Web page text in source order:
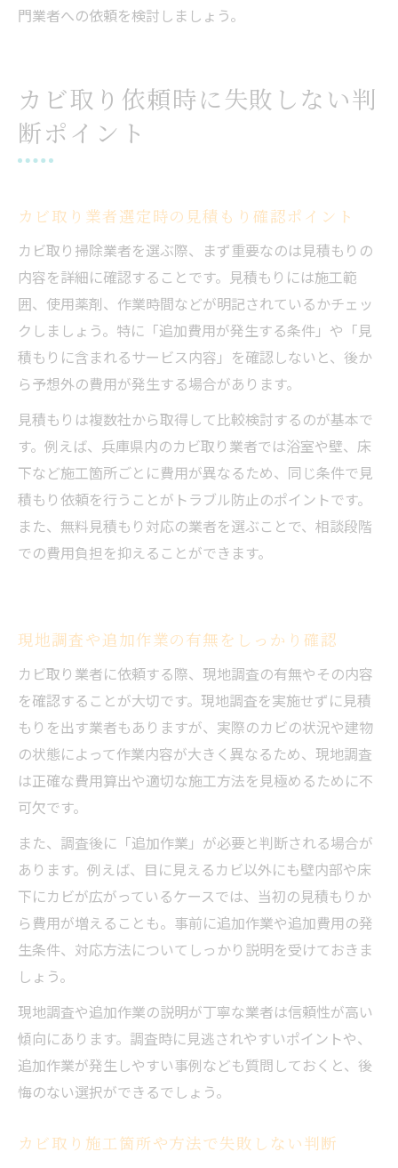
門業者への依頼を検討しましょう。
カビ取り依頼時に失敗しない判
断ポイント
カビ取り業者選定時の見積もり確認ポイント
カビ取り掃除業者を選ぶ際、まず重要なのは見積もりの
内容を詳細に確認することです。見積もりには施工範
囲、使用薬剤、作業時間などが明記されているかチェッ
クしましょう。特に「追加費用が発生する条件」や「見
積もりに含まれるサービス内容」を確認しないと、後か
ら予想外の費用が発生する場合があります。
見積もりは複数社から取得して比較検討するのが基本で
す。例えば、兵庫県内のカビ取り業者では浴室や壁、床
下など施工箇所ごとに費用が異なるため、同じ条件で見
積もり依頼を行うことがトラブル防止のポイントです。
また、無料見積もり対応の業者を選ぶことで、相談段階
での費用負担を抑えることができます。
現地調査や追加作業の有無をしっかり確認
カビ取り業者に依頼する際、現地調査の有無やその内容
を確認することが大切です。現地調査を実施せずに見積
もりを出す業者もありますが、実際のカビの状況や建物
の状態によって作業内容が大きく異なるため、現地調査
は正確な費用算出や適切な施工方法を見極めるために不
可欠です。
また、調査後に「追加作業」が必要と判断される場合が
あります。例えば、目に見えるカビ以外にも壁内部や床
下にカビが広がっているケースでは、当初の見積もりか
ら費用が増えることも。事前に追加作業や追加費用の発
生条件、対応方法についてしっかり説明を受けておきま
しょう。
現地調査や追加作業の説明が丁寧な業者は信頼性が高い
傾向にあります。調査時に見逃されやすいポイントや、
追加作業が発生しやすい事例なども質問しておくと、後
悔のない選択ができるでしょう。
カビ取り施工箇所や方法で失敗しない判断